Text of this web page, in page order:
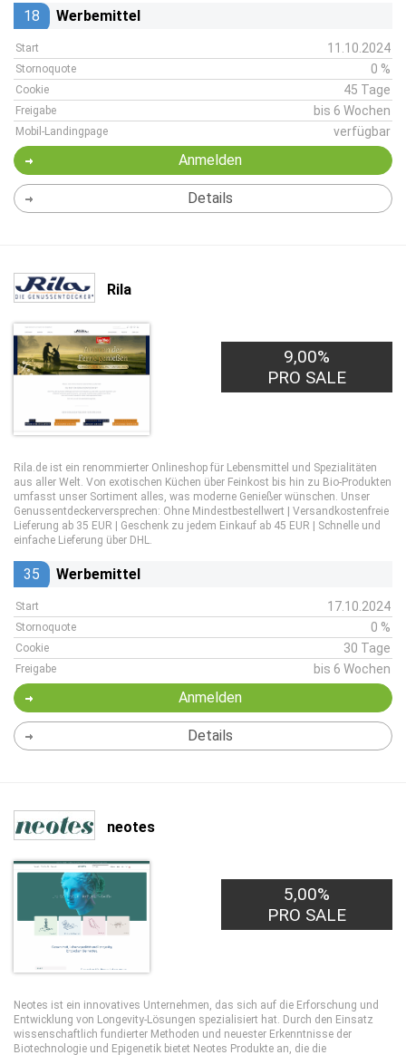
18 Werbemittel
Start 11.10.2024
Stornoquote 0 %
Cookie 45 Tage
Freigabe bis 6 Wochen
Mobil-Landingpage verfügbar
Anmelden
Details
Rila
9,00%
PRO SALE
Rila.de ist ein renommierter Onlineshop für Lebensmittel und Spezialitäten
aus aller Welt. Von exotischen Küchen über Feinkost bis hin zu Bio-Produkten
umfasst unser Sortiment alles, was moderne Genießer wünschen. Unser
Genussentdeckerversprechen: Ohne Mindestbestellwert | Versandkostenfreie
Lieferung ab 35 EUR | Geschenk zu jedem Einkauf ab 45 EUR | Schnelle und
einfache Lieferung über DHL.
35 Werbemittel
Start 17.10.2024
Stornoquote 0 %
Cookie 30 Tage
Freigabe bis 6 Wochen
Anmelden
Details
neotes
5,00%
PRO SALE
Neotes ist ein innovatives Unternehmen, das sich auf die Erforschung und
Entwicklung von Longevity-Lösungen spezialisiert hat. Durch den Einsatz
wissenschaftlich fundierter Methoden und neuester Erkenntnisse der
Biotechnologie und Epigenetik bietet Neotes Produkte an, die die